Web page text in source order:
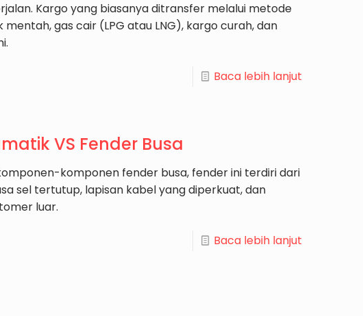
Kargo yang biasanya ditransfer melalui metode
mentah, gas cair (LPG atau LNG), kargo curah, dan
Baca lebih lanjut
VS Fender Busa
komponen fender busa, fender ini terdiri dari
sel tertutup, lapisan kabel yang diperkuat, dan
luar.
Baca lebih lanjut